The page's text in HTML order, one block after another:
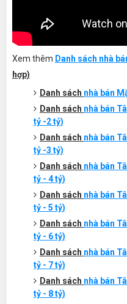
Xem thêm Danh sách nhà
hợp)
Danh sách nhà bán
Danh sách nhà bán
tỷ -2 tỷ)
Danh sách nhà bán
tỷ -3 tỷ)
Danh sách nhà bán
tỷ - 4 tỷ)
Danh sách nhà bán
tỷ - 5 tỷ)
Danh sách nhà bán
tỷ - 6 tỷ)
Danh sách nhà bán
tỷ - 7 tỷ)
Danh sách nhà bán
tỷ - 8 tỷ)